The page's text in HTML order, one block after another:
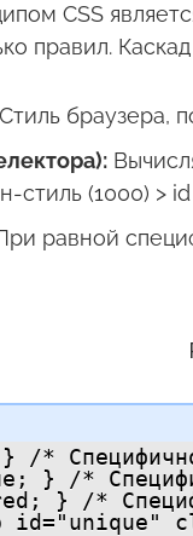
CSS
правил.
Стиль браузера,
(1000) > id
равной
*
} /*
} /*
id="unique"